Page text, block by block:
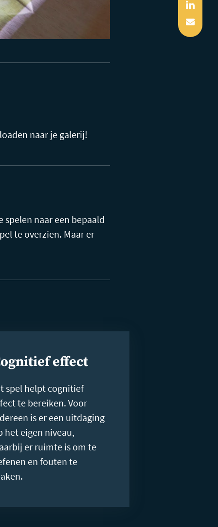
Mail
naar je galerij!
spelen naar een bepaald
te overzien. Maar er
effect
spel helpt cognitief
te bereiken. Voor
is er een uitdaging
het eigen niveau,
er ruimte is om te
en fouten te